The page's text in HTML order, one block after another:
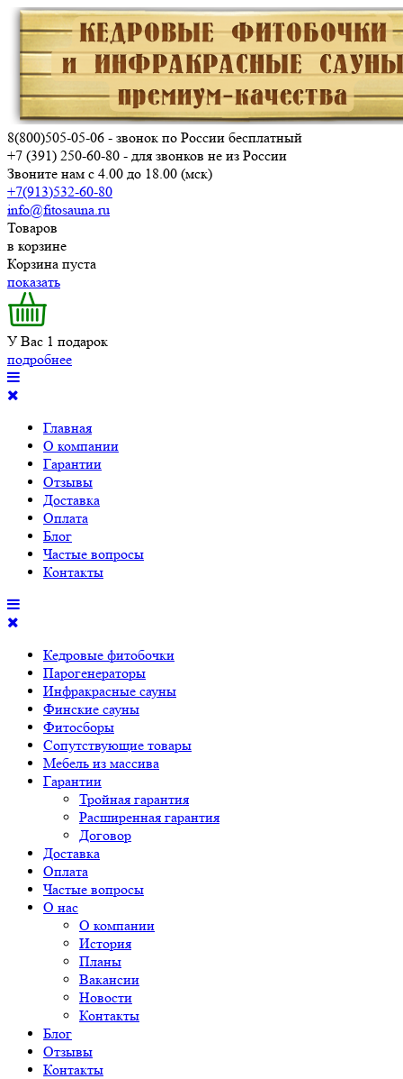
8(800)505-05-06 - звонок по России бесплатный
+7 (391) 250-60-80 - для звонков не из России
Звоните нам с 4.00 до 18.00 (мск)
+7(913)532-60-80
info@fitosauna.ru
Товаров
в корзине
Корзина пуста
показать
У Вас 1 подарок
подробнее
Главная
О компании
Гарантии
Отзывы
Доставка
Оплата
Блог
Частые вопросы
Контакты
Кедровые фитобочки
Парогенераторы
Инфракрасные сауны
Финские сауны
Фитосборы
Сопутствующие товары
Мебель из массива
Гарантии
Тройная гарантия
Расширенная гарантия
Договор
Доставка
Оплата
Частые вопросы
О нас
О компании
История
Планы
Вакансии
Новости
Контакты
Блог
Отзывы
Контакты